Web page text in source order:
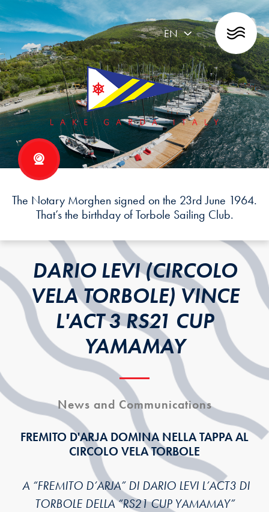
EN
The Notary Morghen signed on the 23rd June 1964.
That’s the birthday of Torbole Sailing Club.
DARIO LEVI (CIRCOLO
VELA TORBOLE) VINCE
L'ACT 3 RS21 CUP
YAMAMAY
News and Communications
FREMITO D'ARJA DOMINA NELLA TAPPA AL
CIRCOLO VELA TORBOLE
A “FREMITO D’ARJA” DI DARIO LEVI L’ACT3 DI
TORBOLE DELLA “RS21 CUP YAMAMAY”